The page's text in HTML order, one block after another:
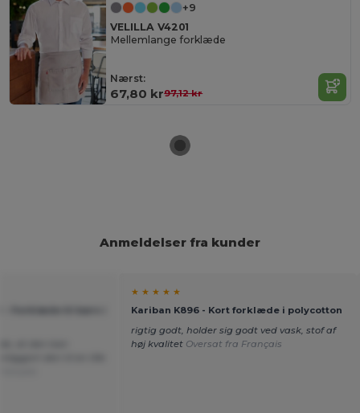
+9
VELILLA V4201
Mellemlange forklæde
Nærst:
67,80 kr97,12 kr
Anmeldelser fra kunder
★ ★ ★ ★ ★
Kariban K896 - Kort forklæde i polycotton
rigtig godt, holder sig godt ved vask, stof af
høj kvalitet Oversat fra Français